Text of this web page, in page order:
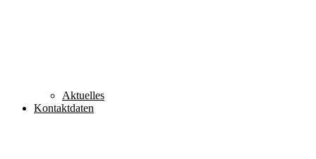
Aktuelles
Kontaktdaten